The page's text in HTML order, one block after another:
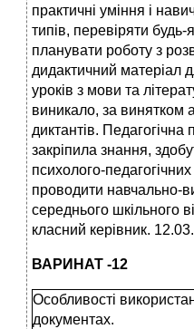
практичні уміння і
типів, перевіряти будь-
планувати роботу з
дидактичний матеріал
уроків з мови та
виникало, за винятком
диктантів. Педагогічна
закріпила знання,
психолого-
проводити навчально-
середнього шкільного
класний керівник.
ВАРИНАТ -12
Особливості
документах.